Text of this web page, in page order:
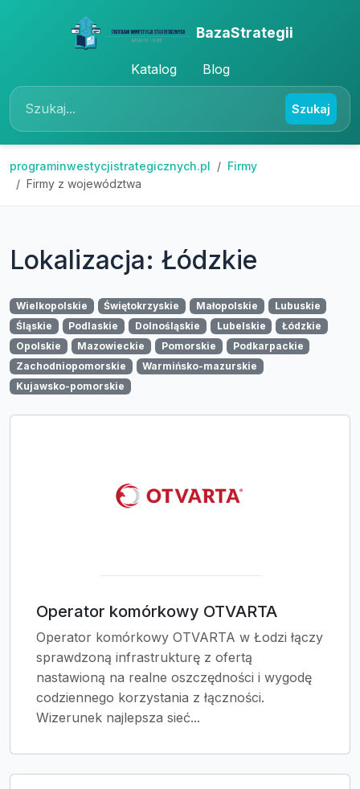
BazaStrategii
Katalog Blog
Szukaj
programinwestycjistrategicznych.pl
Firmy
Firmy z województwa
Lokalizacja: Łódzkie
Wielkopolskie Świętokrzyskie Małopolskie
Lubuskie
Śląskie
Podlaskie Dolnośląskie Lubelskie
Łódzkie
Opolskie
Mazowieckie Pomorskie
Podkarpackie
Zachodniopomorskie
Warmińsko-mazurskie
Kujawsko-pomorskie
Operator komórkowy OTVARTA
Operator komórkowy OTVARTA w Łodzi łączy
sprawdzoną infrastrukturę z ofertą
nastawioną na realne oszczędności i wygodę
codziennego korzystania z łączności.
Wizerunek najlepsza sieć...